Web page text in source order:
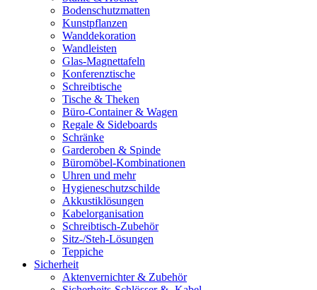
Bodenschutzmatten
Kunstpflanzen
Wanddekoration
Wandleisten
Glas-Magnettafeln
Konferenztische
Schreibtische
Tische & Theken
Büro-Container & Wagen
Regale & Sideboards
Schränke
Garderoben & Spinde
Büromöbel-Kombinationen
Uhren und mehr
Hygieneschutzschilde
Akkustiklösungen
Kabelorganisation
Schreibtisch-Zubehör
Sitz-/Steh-Lösungen
Teppiche
Sicherheit
Aktenvernichter & Zubehör